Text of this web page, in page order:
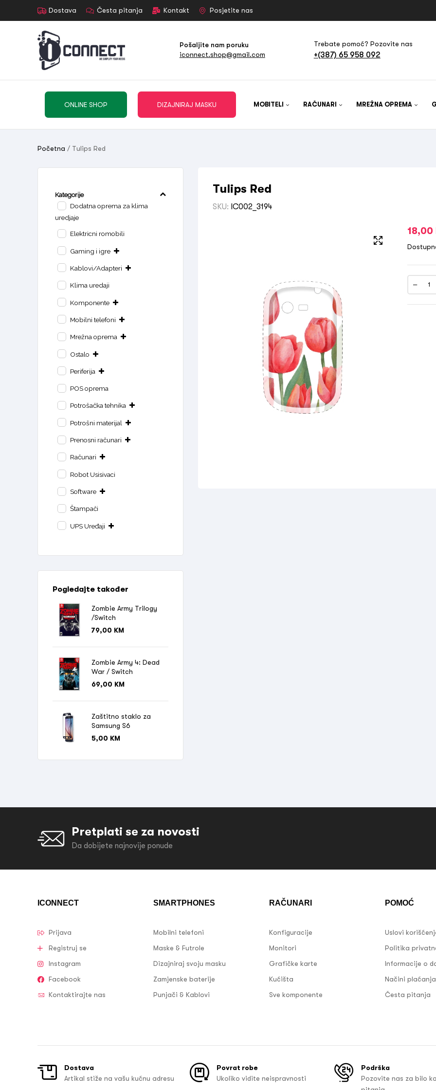
Dostava Česta pitanja Kontakt Posjetite nas
Pošaljite nam poruku
iconnect.shop@gmail.com
Trebate pomoć? Pozovite nas
+(387) 65 958 092
ONLINE SHOP DIZAJNIRAJ MASKU MOBITELI RAČUNARI MREŽNA OPREMA
Početna / Tulips Red
Tulips Red
SKU: IC002_3194
18,00
Kategorije
Dodatna oprema za klima
uredjaje
Elektricni romobili
Gaming i igre
Kablovi/Adapteri
Klima uredaji
Komponente
Mobilni telefoni
Mrežna oprema
Ostalo
Periferija
POS oprema
Potrošačka tehnika
Potrošni materijal
Prenosni računari
Računari
Robot Usisivaci
Software
Štampači
UPS Uređaji
Pogledajte također
Zombie Army Trilogy
/Switch
79,00 KM
Zombie Army 4: Dead
War / Switch
69,00 KM
Zaštitno staklo za
Samsung S6
5,00 KM
Pretplati se za novosti
Da dobijete najnovije ponude
ICONNECT
Prijava
Registruj se
Instagram
Facebook
Kontaktirajte nas
SMARTPHONES
Mobilni telefoni
Maske & Futrole
Dizajniraj svoju masku
Zamjenske baterije
Punjači & Kablovi
RAČUNARI
Konfiguracije
Monitori
Grafičke karte
Kućišta
Sve komponente
POMOĆ
Uslovi
Politika
Informacije o
Načini plaćanja
Česta pitanja
Dostava
Artikal stiže na vašu kućnu adresu
Povrat robe
Ukoliko vidite neispravnosti
Podrška
Pozovite nas za bilo